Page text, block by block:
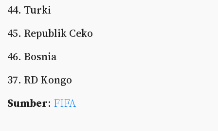
44. Turki
45. Republik Ceko
46. Bosnia
37. RD Kongo
Sumber: FIFA